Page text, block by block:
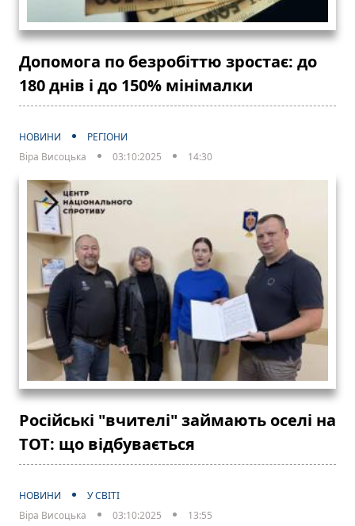
Допомога по безробіттю зростає: до
180 днів і до 150% мінімалки
НОВИНИ
РЕГІОНИ
Віра Висоцька
03:10:2025 14:30
Російські "вчителі" займають оселі на
ТОТ: що відбувається
НОВИНИ
У СВІТІ
Віра Висоцька
03:10:2025 13:55